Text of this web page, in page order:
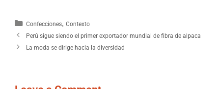
Confecciones, Contexto
Perú sigue siendo el primer exportador mundial de fibra de alpaca
La moda se dirige hacia la diversidad